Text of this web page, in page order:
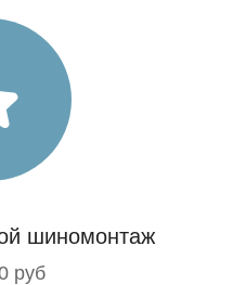
шиномонтаж
руб